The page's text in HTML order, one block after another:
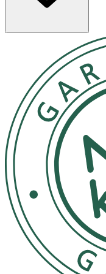
glycerin.
- Massera in i vått
med vatten.
- Förvaras i
Innehåll
Aqua/Water, Sodium
Cocamidopropyl
Tree) Leaf Oil, PEG-7
Disodium
Phenoxyethanol,
Benzoate,
Guar
Glucose Dioleate,
Iminodisuccinate,